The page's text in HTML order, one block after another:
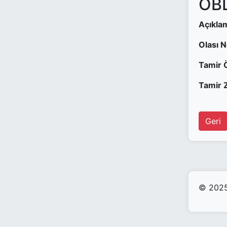
Olası
Tamir
Tamir
Geri
© 2025